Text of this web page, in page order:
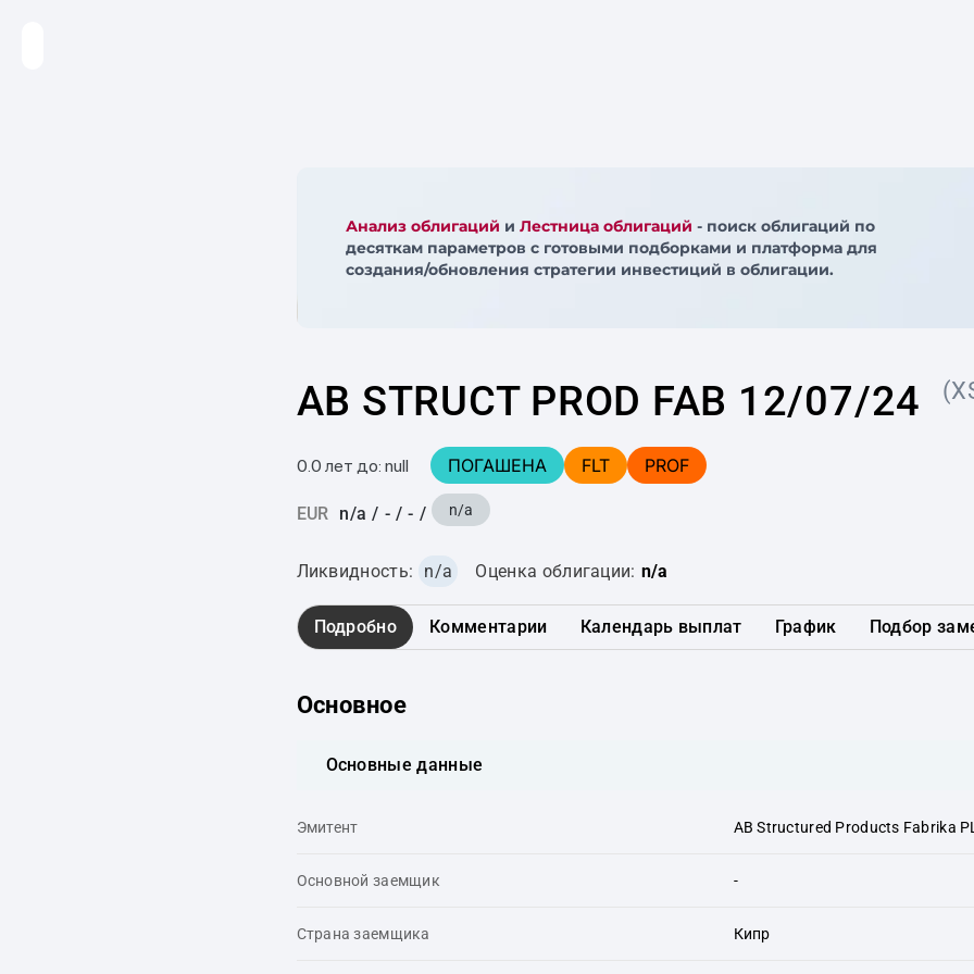
Анализ облигаций и Лестница облигаций - поиск облигаций по
десяткам параметров с готовыми подборками и платформа для
создания/обновления стратегии инвестиций в облигации.
AB STRUCT PROD FAB 12/07/24
0.0 лет до: null ПОГАШЕНА FLT PROF
EUR n/a / - / - / n/a
Ликвидность: n/a Оценка облигации: n/a
Подробно Комментарии Календарь выплат График Подбор
Основное
Основные данные
Эмитент AB Structured Products Fabrika
Основной заемщик -
Страна заемщика Кипр